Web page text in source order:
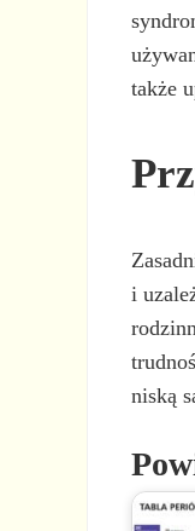
także
i
niską